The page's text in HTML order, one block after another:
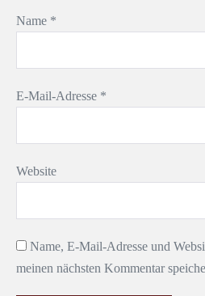
Name *
E-Mail-Adresse *
Website
Name, E-Mail-Adresse und
meinen nächsten Kommentar